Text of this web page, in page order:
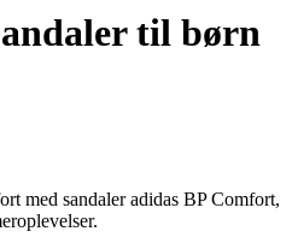
til børn
med sandaler adidas BP Comfort,